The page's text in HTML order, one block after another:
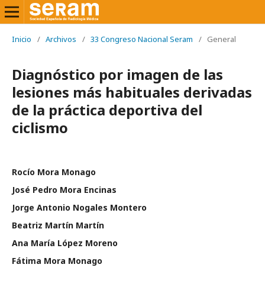
Inicio / Archivos / 33 Congreso Nacional Seram / General
Diagnóstico por imagen de las
lesiones más habituales derivadas
de la práctica deportiva del
ciclismo
Rocío Mora Monago
José Pedro Mora Encinas
Jorge Antonio Nogales Montero
Beatriz Martín Martín
Ana María López Moreno
Fátima Mora Monago